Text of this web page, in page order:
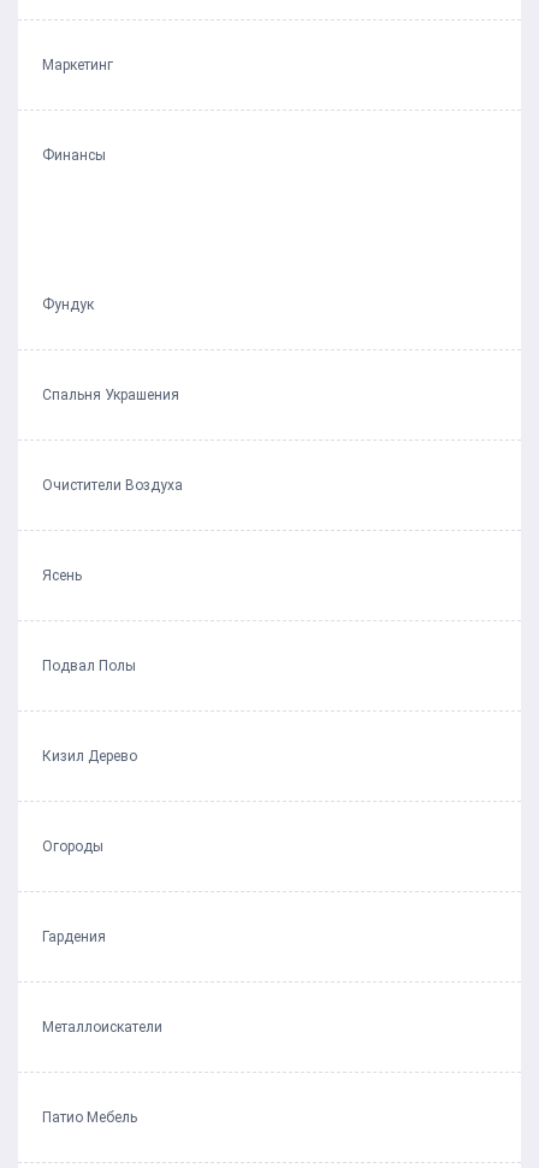
Маркетинг
Финансы
Фундук
Спальня Украшения
Очистители Воздуха
Ясень
Подвал Полы
Кизил Дерево
Огороды
Гардения
Металлоискатели
Патио Мебель